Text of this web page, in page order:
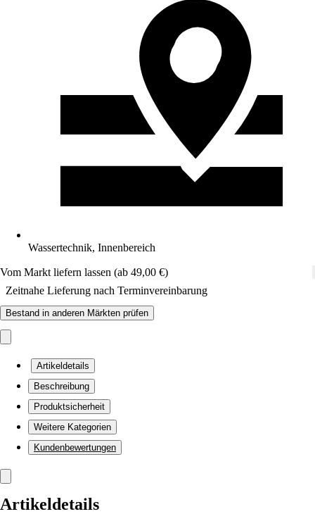
Wassertechnik, Innenbereich
Vom Markt liefern lassen (ab 49,00 €)
Zeitnahe Lieferung nach Terminvereinbarung
Bestand in anderen Märkten prüfen
Artikeldetails
Beschreibung
Produktsicherheit
Weitere Kategorien
Kundenbewertungen
Artikeldetails